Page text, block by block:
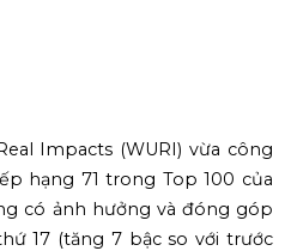
Impacts (WURI) vừa công
hạng 71 trong Top 100 của
có ảnh hưởng và đóng góp
17 (tăng 7 bậc so với trước